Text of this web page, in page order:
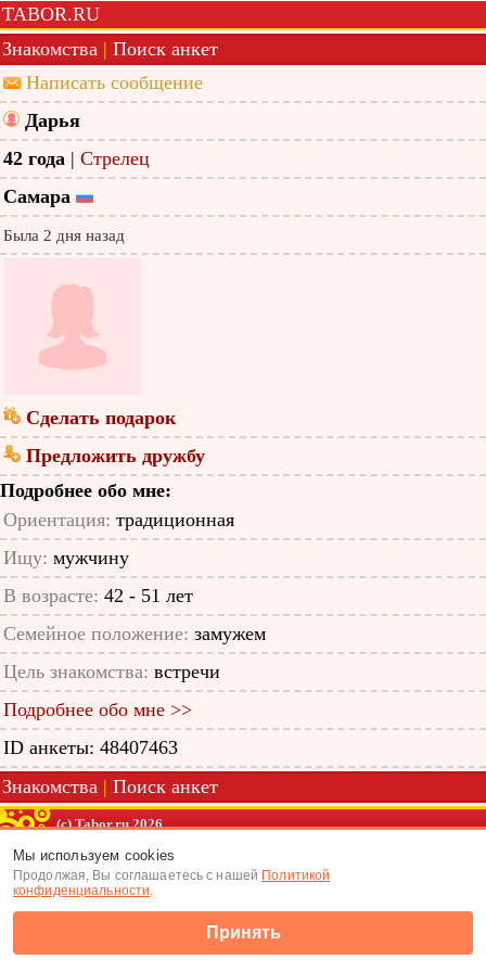
TABOR.RU
Знакомства | Поиск анкет
Написать сообщение
Дарья
42 года | Стрелец
Самара
Была 2 дня назад
Сделать подарок
Предложить дружбу
Подробнее обо мне:
Ориентация: традиционная
Ищу: мужчину
В возрасте: 42 - 51 лет
Семейное положение: замужем
Цель знакомства: встречи
Подробнее обо мне >>
ID анкеты: 48407463
Знакомства | Поиск анкет
(c) Tabor.ru 2026
Мы используем cookies
Продолжая, Вы соглашаетесь с нашей Политикой
конфиденциальности.
Принять